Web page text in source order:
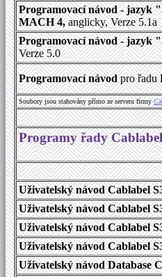
Programovací návod - jazyk
MACH 4,anglicky, Verze 5.1a
Programovací návod - jazyk
Verze 5.0
Programovací návodpro řadu
Soubory jsou stahovány přímo ze serveru firmy
Programy řady
Uživatelský návod Cablabel
Uživatelský návod Cablabel
Uživatelský návod Cablabel
Uživatelský návod Cablabel
Uživatelský návod Database